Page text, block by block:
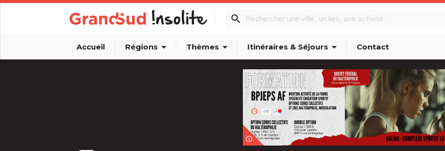
search
Accueil Régions arrow_drop_down Thèmes arrow_drop_down Itinéraires & Séjours arrow_drop_down Contact
info_outline